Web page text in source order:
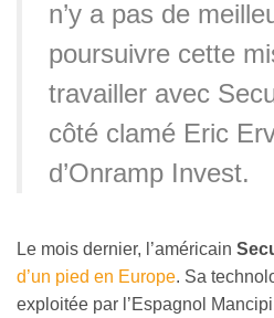
n’y a pas de
poursuivre cette
travailler avec
côté clamé Eric
d’Onramp Invest.
Le mois dernier, l’américain
d’un pied en Europe. Sa
exploitée par l’Espagnol